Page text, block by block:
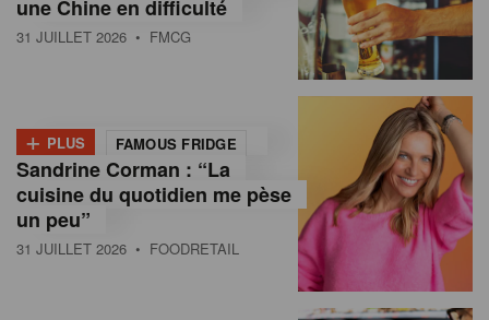
o
m
a
une Chine en difficulté
31 JUILLET 2026 • FMCG
+ PLUS FAMOUS FRIDGE
Sandrine Corman : “La
cuisine du quotidien me pèse
un peu”
31 JUILLET 2026 • FOODRETAIL